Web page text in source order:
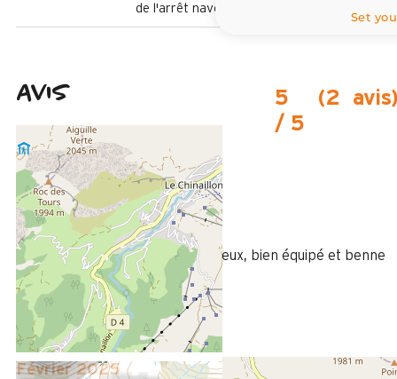
de l'arrêt navette en été
Avis
5
/ 5
(2 avis
Juillet 2025
Rosy et Patrice
Plus de 50 ans
Femme
5
/ 5
Appartement confortable, spacieux, bien équipé et benne
situation dans la station
Avis écrit le 29/07/2025
Février 2025
Set